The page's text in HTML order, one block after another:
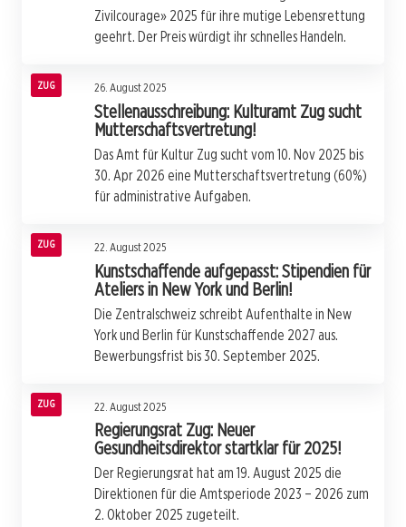
Zivilcourage» 2025 für ihre mutige Lebensrettung
geehrt. Der Preis würdigt ihr schnelles Handeln.
ZUG 26. August 2025
Stellenausschreibung: Kulturamt Zug sucht
Mutterschaftsvertretung!
Das Amt für Kultur Zug sucht vom 10. Nov 2025 bis
30. Apr 2026 eine Mutterschaftsvertretung (60%)
für administrative Aufgaben.
ZUG 22. August 2025
Kunstschaffende aufgepasst: Stipendien für
Ateliers in New York und Berlin!
Die Zentralschweiz schreibt Aufenthalte in New
York und Berlin für Kunstschaffende 2027 aus.
Bewerbungsfrist bis 30. September 2025.
ZUG 22. August 2025
Regierungsrat Zug: Neuer
Gesundheitsdirektor startklar für 2025!
Der Regierungsrat hat am 19. August 2025 die
Direktionen für die Amtsperiode 2023 – 2026 zum
2. Oktober 2025 zugeteilt.